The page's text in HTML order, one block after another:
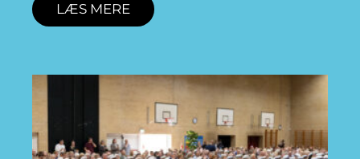
LÆS MERE